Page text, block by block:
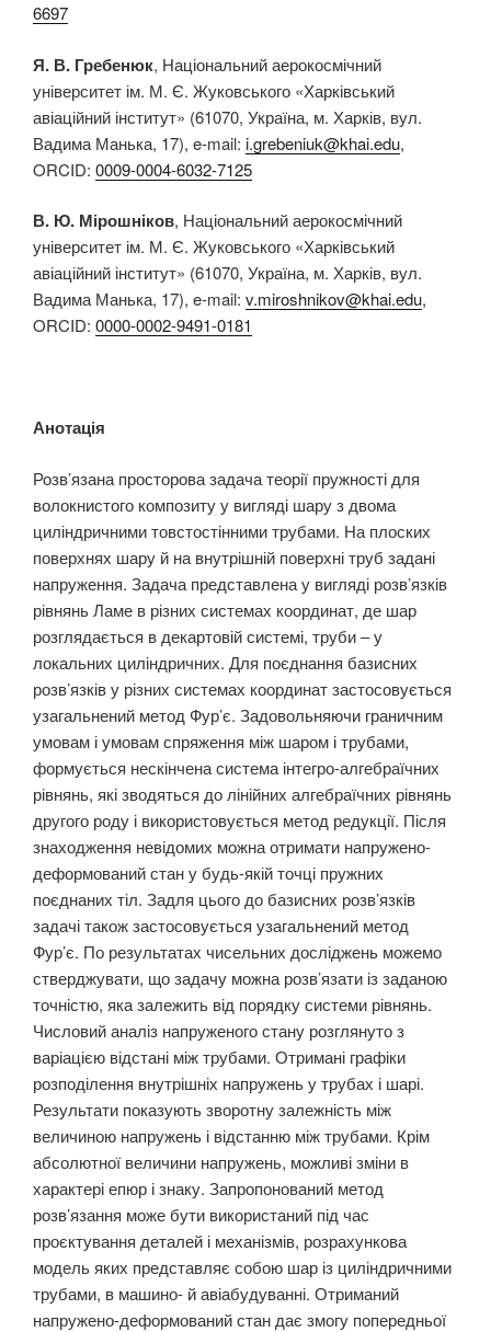
6697
Я. В. Гребенюк, Національний аерокосмічний
університет ім. М. Є. Жуковського «Харківський
авіаційний інститут» (61070, Україна, м. Харків, вул.
Вадима Манька, 17), e-mail: i.grebeniuk@khai.edu,
ORCID: 0009-0004-6032-7125
В. Ю. Мірошніков, Національний аерокосмічний
університет ім. М. Є. Жуковського «Харківський
авіаційний інститут» (61070, Україна, м. Харків, вул.
Вадима Манька, 17), e-mail: v.miroshnikov@khai.edu,
ORCID: 0000-0002-9491-0181
Анотація
Розв’язана просторова задача теорії пружності для
волокнистого композиту у вигляді шару з двома
циліндричними товстостінними трубами. На плоских
поверхнях шару й на внутрішній поверхні труб задані
напруження. Задача представлена у вигляді розв’язків
рівнянь Ламе в різних системах координат, де шар
розглядається в декартовій системі, труби – у
локальних циліндричних. Для поєднання базисних
розв’язків у різних системах координат застосовується
узагальнений метод Фур’є. Задовольняючи граничним
умовам і умовам спряження між шаром і трубами,
формується нескінчена система інтегро-алгебраїчних
рівнянь, які зводяться до лінійних алгебраїчних рівнянь
другого роду і використовується метод редукції. Після
знаходження невідомих можна отримати напружено-
деформований стан у будь-якій точці пружних
поєднаних тіл. Задля цього до базисних розв’язків
задачі також застосовується узагальнений метод
Фур’є. По результатах чисельних досліджень можемо
стверджувати, що задачу можна розв’язати із заданою
точністю, яка залежить від порядку системи рівнянь.
Числовий аналіз напруженого стану розглянуто з
варіацією відстані між трубами. Отримані графіки
розподілення внутрішніх напружень у трубах і шарі.
Результати показують зворотну залежність між
величиною напружень і відстанню між трубами. Крім
абсолютної величини напружень, можливі зміни в
характері епюр і знаку. Запропонований метод
розв’язання може бути використаний під час
проєктування деталей і механізмів, розрахункова
модель яких представляє собою шар із циліндричними
трубами, в машино- й авіабудуванні. Отриманий
напружено-деформований стан дає змогу попередньої